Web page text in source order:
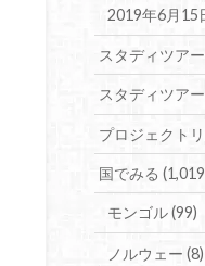
2019年6月15
スタディツア
スタディツア
プロジェクト
国でみる
モンゴル(99)
ノルウェー (8)